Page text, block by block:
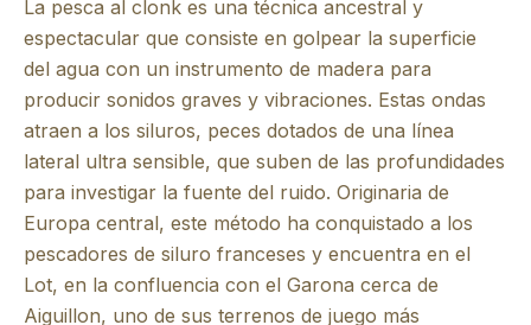
La pesca al clonk es una técnica ancestral y
espectacular que consiste en golpear la superficie
del agua con un instrumento de madera para
producir sonidos graves y vibraciones. Estas ondas
atraen a los siluros, peces dotados de una línea
lateral ultra sensible, que suben de las profundidades
para investigar la fuente del ruido. Originaria de
Europa central, este método ha conquistado a los
pescadores de siluro franceses y encuentra en el
Lot, en la confluencia con el Garona cerca de
Aiguillon, uno de sus terrenos de juego más